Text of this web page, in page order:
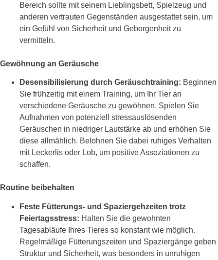
Bereich sollte mit seinem Lieblingsbett, Spielzeug und
anderen vertrauten Gegenständen ausgestattet sein, um
ein Gefühl von Sicherheit und Geborgenheit zu
vermitteln.
Gewöhnung an Geräusche
Desensibilisierung durch Geräuschtraining: Beginnen
Sie frühzeitig mit einem Training, um Ihr Tier an
verschiedene Geräusche zu gewöhnen. Spielen Sie
Aufnahmen von potenziell stressauslösenden
Geräuschen in niedriger Lautstärke ab und erhöhen Sie
diese allmählich. Belohnen Sie dabei ruhiges Verhalten
mit Leckerlis oder Lob, um positive Assoziationen zu
schaffen.
Routine beibehalten
Feste Fütterungs- und Spaziergehzeiten trotz
Feiertagsstress: Halten Sie die gewohnten
Tagesabläufe Ihres Tieres so konstant wie möglich.
Regelmäßige Fütterungszeiten und Spaziergänge geben
Struktur und Sicherheit, was besonders in unruhigen